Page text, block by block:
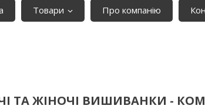
Товари Про компанію
ТА ЖІНОЧІ ВИШИВАНКИ -